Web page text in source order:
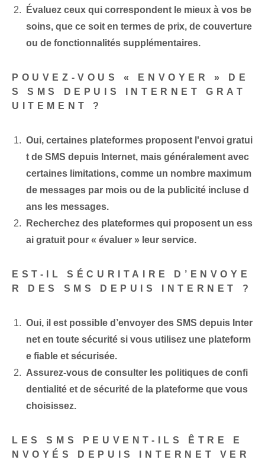
Évaluez ceux qui correspondent le mieux à vos be
soins, que ce soit en termes de prix, de couverture
ou de fonctionnalités supplémentaires.
POUVEZ-VOUS « ENVOYER » DE
S SMS DEPUIS INTERNET‍ GRAT
UITEMENT ?
Oui, certaines plateformes proposent l'envoi gratui
t de SMS depuis Internet, mais généralement avec
certaines limitations, comme un nombre maximum
de messages par mois ou de la publicité incluse d
ans les messages.
Recherchez des plateformes qui proposent un ess
ai gratuit pour « évaluer » leur service.
EST-IL SÉCURITAIRE D’ENVOYE
R DES SMS DEPUIS INTERNET ?
Oui, il est possible d’envoyer des SMS depuis Inter
net en toute sécurité si vous utilisez une plateform
e fiable et sécurisée.
Assurez-vous de consulter les politiques de confi
dentialité et de sécurité de la plateforme que vous
choisissez.
LES SMS PEUVENT-ILS ÊTRE E
NVOYÉS DEPUIS INTERNET VER